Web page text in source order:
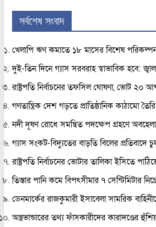
সর্বশেষ সংবাদ
খেলাপি ঋণ কমাতে ১৮ মাসের বিশেষ
দুই-তিন দিনে গ্যাস সরবরাহ স্বাভাবিক হবে:
রাষ্ট্রপতি নির্বাচনের তফসিল ঘোষণা, ভোট ২০
গণতান্ত্রিক দেশ গড়তে প্রাতিষ্ঠানিক কাঠামো
নদী দূষণ রোধে সমন্বিত পদক্ষেপ গ্রহণে
গ্যাস সংকট-বিদ্যুতের বাড়তি বিলের প্রতিবাদে
রাষ্ট্রপতি নির্বাচনের ভোটার তালিকা ইসিতে
তিস্তার পানি কমে বিপৎসীমার ৭ সেন্টিমিটার
ডেনমার্কের রাজকুমারী ইসাবেলা সামরিক
অস্ত্রভান্ডারের তথ্য ফাঁসকারীদের কারাদণ্ডের